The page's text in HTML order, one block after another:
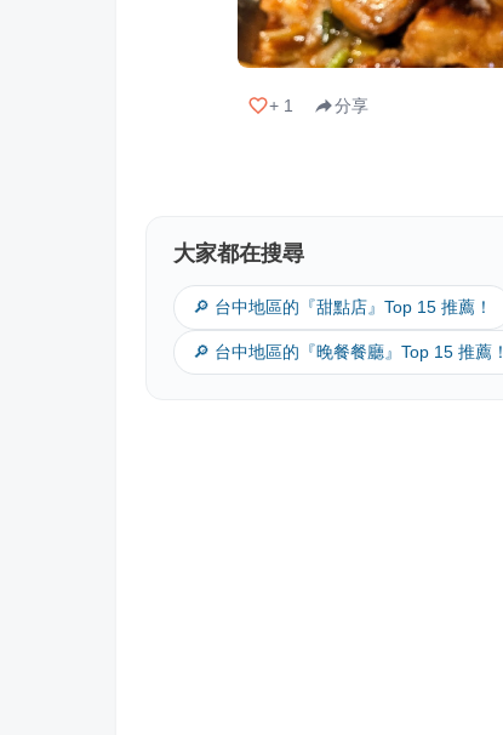
+ 1 分享
大家都在搜尋
🔎 台中地區的『甜點店』Top 15 推薦！
🔎 台中地區的『晚餐餐廳』Top 15 推薦！